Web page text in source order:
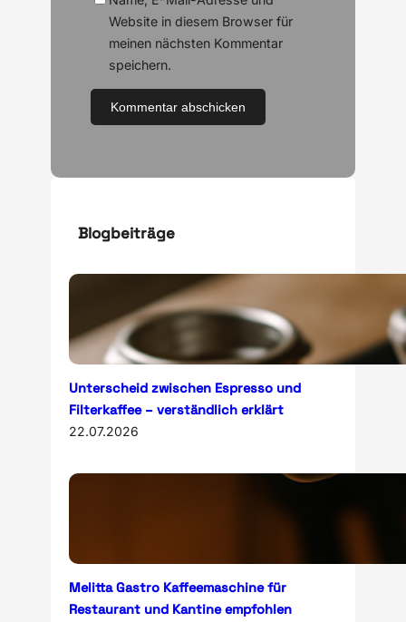
Website in diesem Browser für
meinen nächsten Kommentar
speichern.
Blogbeiträge
Unterscheid zwischen Espresso und
Filterkaffee – verständlich erklärt
22.07.2026
Melitta Gastro Kaffeemaschine für
Restaurant und Kantine empfohlen